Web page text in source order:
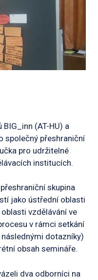
(AT-HU) a
společný přeshraniční
pro udržitelné
institucích.
skupina
jako ústřední oblasti
vzdělávání ve
v rámci setkání
dotazníky)
obsah semináře.
dva odborníci na